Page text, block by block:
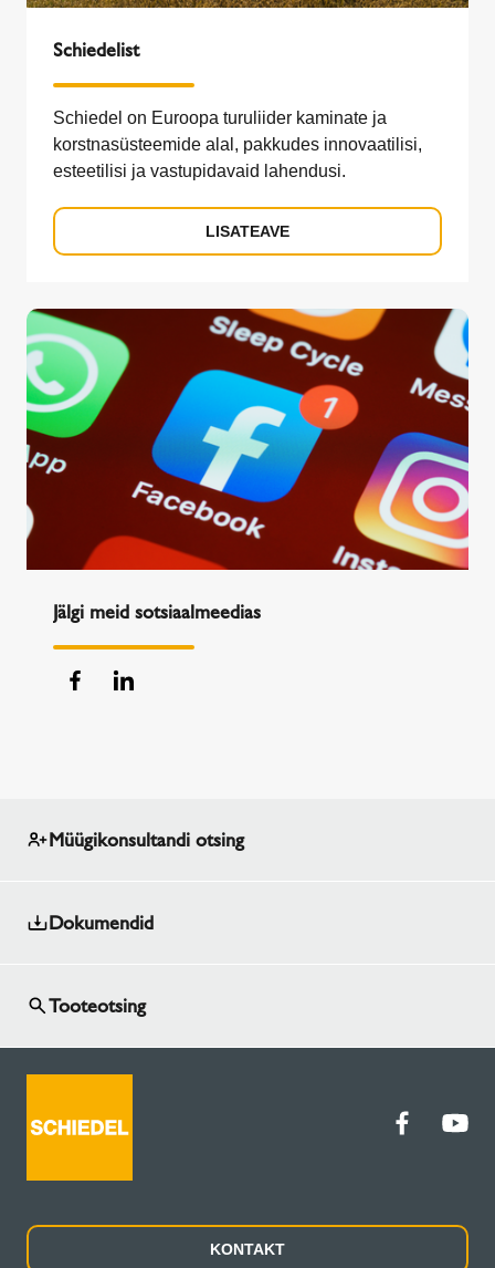
Schiedelist
Schiedel on Euroopa turuliider kaminate ja
korstnasüsteemide alal, pakkudes innovaatilisi,
esteetilisi ja vastupidavaid lahendusi.
LISATEAVE
Jälgi meid sotsiaalmeedias
Müügikonsultandi otsing
Dokumendid
Tooteotsing
KONTAKT